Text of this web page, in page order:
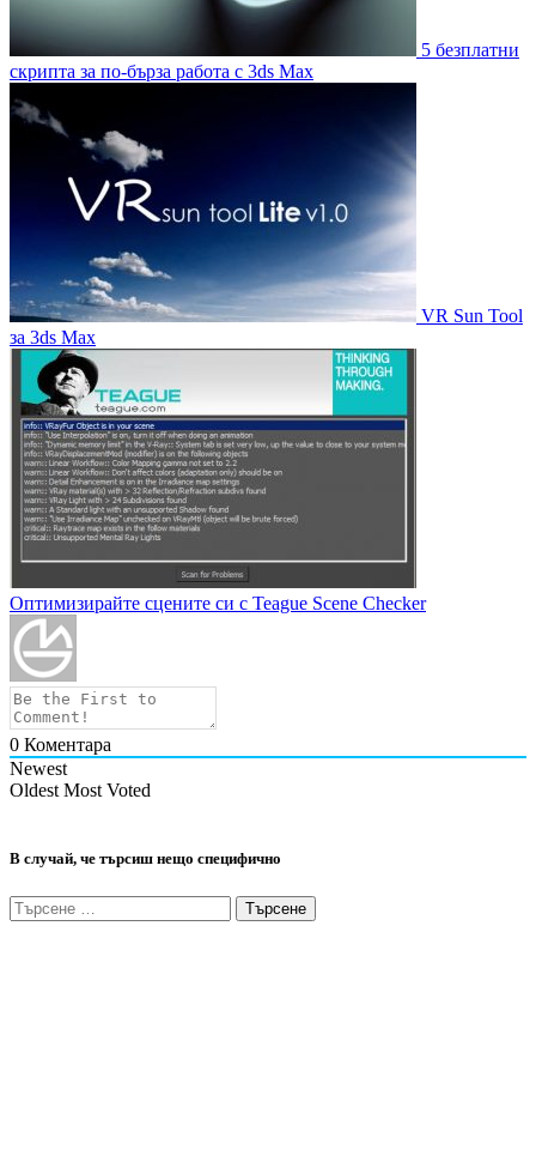
5 безплатни
скрипта за по-бърза работа с 3ds Max
VR Sun Tool
за 3ds Max
Оптимизирайте сцените си с Teague Scene Checker
0 Коментара
Newest
Oldest Most Voted
В случай, че търсиш нещо специфично
Търсене
за: